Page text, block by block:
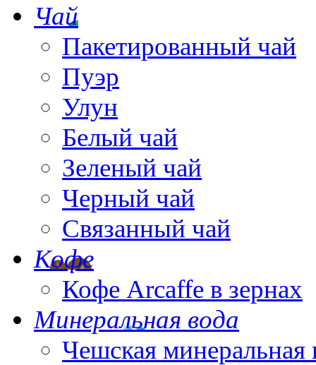
Чай
Пакетированный чай
Пуэр
Улун
Белый чай
Зеленый чай
Черный чай
Связанный чай
Кофе
Кофе Arcaffe в зернах
Минеральная вода
Чешская минеральная